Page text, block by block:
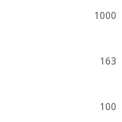
1000
163
100